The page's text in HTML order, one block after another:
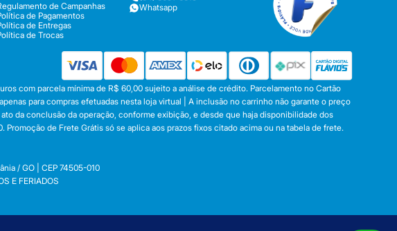
de Campanhas
de Pagamentos
de Entregas
de Trocas
Whatsapp
com parcela mínima de R$ 60,00 sujeito a análise de crédito. Parcelamento no Cartão
para compras efetuadas nesta loja virtual | A inclusão no carrinho não garante o preço
da conclusão da operação, conforme exibição, e desde que haja disponibilidade dos
de Frete Grátis só se aplica aos prazos fixos citado acima ou na tabela de frete.
/ GO | CEP 74505-010
E FERIADOS